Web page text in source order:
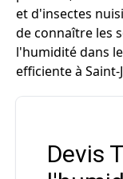
et d'insectes
de connaître les
l'humidité dans
efficiente à
Devis